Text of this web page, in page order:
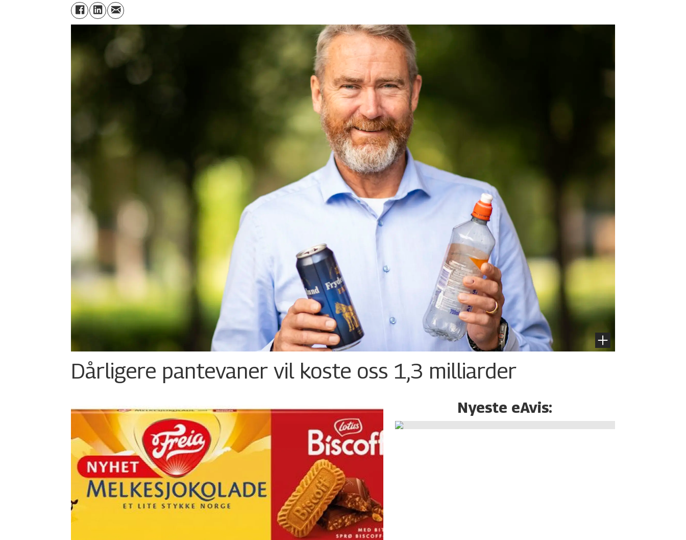
Dårligere pantevaner vil koste oss 1,3 milliarder
Nyeste eAvis: